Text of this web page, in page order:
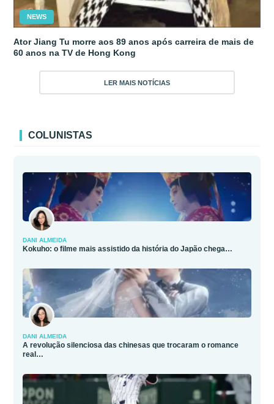
NEWS
Ator Jiang Tu morre aos 89 anos após carreira de mais de
60 anos na TV de Hong Kong
LER MAIS NOTÍCIAS
COLUNISTAS
DANI ALMEIDA
Kokuho: o filme mais assistido da história do Japão chega…
DANI ALMEIDA
A revolução silenciosa das chinesas que trocaram o romance
real…